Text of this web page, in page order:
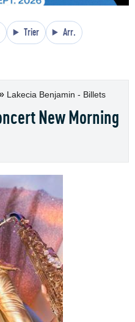
Trier Arr.
Lakecia Benjamin - Billets
New Morning